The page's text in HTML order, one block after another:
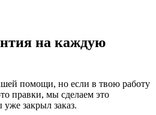
на каждую
помощи, но если в твою работу
правки, мы сделаем это
закрыл заказ.